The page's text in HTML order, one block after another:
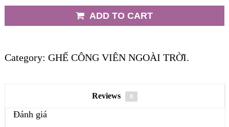
ADD TO CART
Category: GHẾ CÔNG VIÊN NGOÀI TRỜI.
Reviews 0
Đánh giá